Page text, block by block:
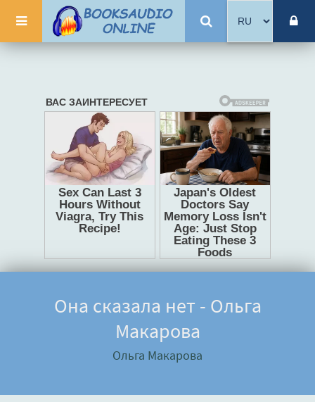
Она сказала нет - Ольга
Макарова
Ольга Макарова